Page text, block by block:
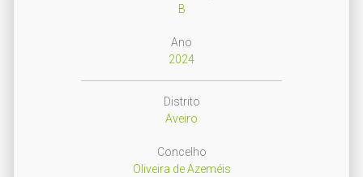
B
Ano
2024
Distrito
Aveiro
Concelho
Oliveira de Azeméis